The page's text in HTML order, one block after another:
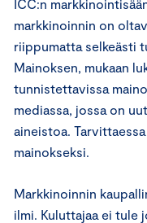
ICC:n
markkinoinnin on
riippumatta selkeästi
Mainoksen, mukaan
tunnistettavissa
mediassa, jossa on
aineistoa.
mainokseksi.
Markkinoinnin
ilmi. Kuluttajaa ei tule